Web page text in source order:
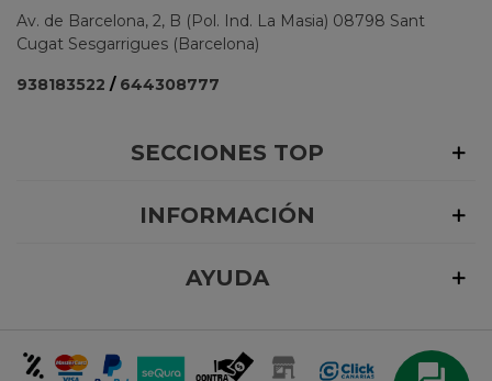
Av. de Barcelona, 2, B (Pol. Ind. La Masia) 08798 Sant
Cugat Sesgarrigues (Barcelona)
938183522 / 644308777
SECCIONES TOP
INFORMACIÓN
AYUDA